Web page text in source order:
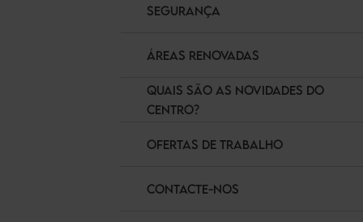
SEGURANÇA
ÁREAS RENOVADAS
QUAIS SÃO AS NOVIDADES DO
CENTRO?
OFERTAS DE TRABALHO
CONTACTE-NOS